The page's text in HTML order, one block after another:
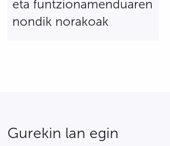
eta funtzionamenduaren
nondik norakoak
Gurekin lan egin